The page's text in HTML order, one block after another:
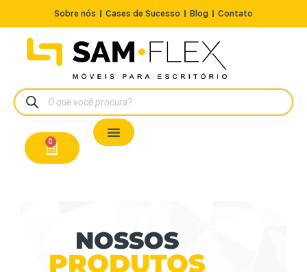
Sobre nós Cases de Sucesso Blog Contato
0
NOSSOS
PRODUTOS